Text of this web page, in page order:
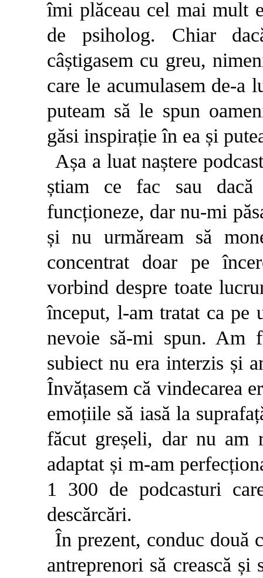
îmi plăceau cel mai mult
de psiholog. Chiar
câștigasem cu greu,
care le acumulasem de-a
puteam să le spun
găsi inspirație în ea și
Așa a luat naștere
știam ce fac sau dacă
funcționeze, dar nu-mi
și nu urmăream să
concentrat doar pe
vorbind despre toate
început, l-am tratat ca pe
nevoie să-mi spun. Am
subiect nu era interzis și
Învățasem că vindecarea
emoțiile să iasă la
făcut greșeli, dar nu am
adaptat și m-am
1 300 de podcasturi
descărcări.
În prezent, conduc două
antreprenori să crească